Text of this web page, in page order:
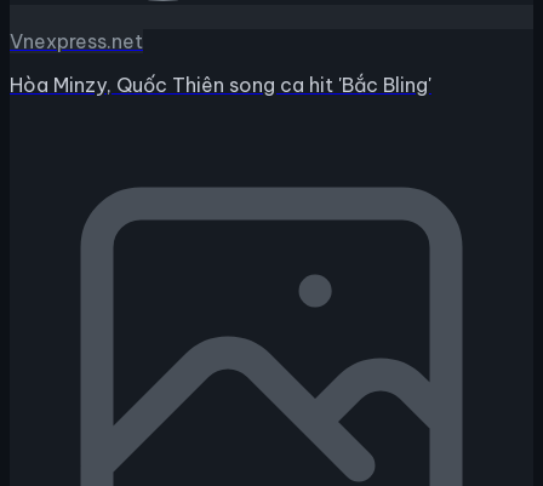
Vnexpress.net
Hòa Minzy, Quốc Thiên song ca hit 'Bắc Bling'